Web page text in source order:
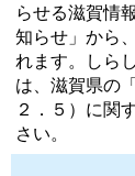
らせる滋賀情
知らせ」から
れます。しら
は、滋賀県の
２．５）に関
さい。